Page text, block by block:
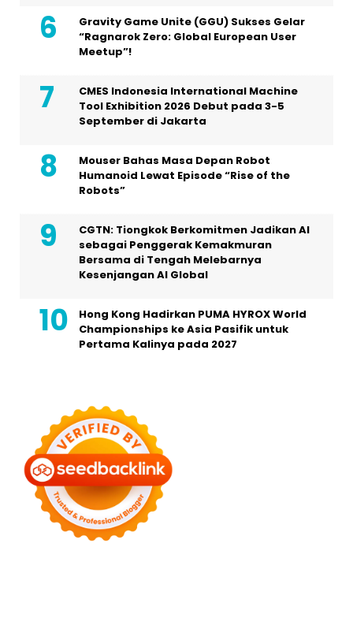
Gravity Game Unite (GGU) Sukses Gelar
“Ragnarok Zero: Global European User
Meetup”!
CMES Indonesia International Machine
Tool Exhibition 2026 Debut pada 3-5
September di Jakarta
Mouser Bahas Masa Depan Robot
Humanoid Lewat Episode “Rise of the
Robots”
CGTN: Tiongkok Berkomitmen Jadikan AI
sebagai Penggerak Kemakmuran
Bersama di Tengah Melebarnya
Kesenjangan AI Global
Hong Kong Hadirkan PUMA HYROX World
Championships ke Asia Pasifik untuk
Pertama Kalinya pada 2027